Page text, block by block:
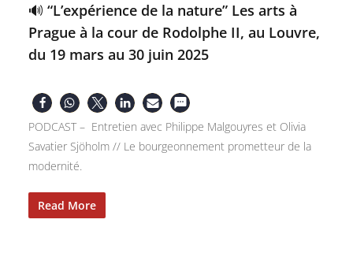
🔊 “L’expérience de la nature” Les arts à
Prague à la cour de Rodolphe II, au Louvre,
du 19 mars au 30 juin 2025
PODCAST – Entretien avec Philippe Malgouyres et Olivia
Savatier Sjöholm // Le bourgeonnement prometteur de la
modernité.
Read More